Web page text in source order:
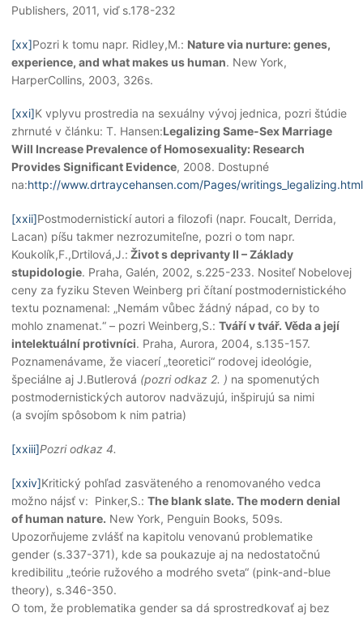
Publishers, 2011, viď s.178-232
[xx]Pozri k tomu napr. Ridley,M.: Nature via nurture: genes,
experience, and what makes us human. New York,
HarperCollins, 2003, 326s.
[xxi]K vplyvu prostredia na sexuálny vývoj jednica, pozri štúdie
zhrnuté v článku: T. Hansen:Legalizing Same-Sex Marriage
Will Increase Prevalence of Homosexuality: Research
Provides Significant Evidence, 2008. Dostupné
na:http://www.drtraycehansen.com/Pages/writings_legalizing.html
[xxii]Postmodernistickí autori a filozofi (napr. Foucalt, Derrida,
Lacan) píšu takmer nezrozumiteľne, pozri o tom napr.
Koukolík,F.,Drtilová,J.: Život s deprivanty II – Základy
stupidologie. Praha, Galén, 2002, s.225-233. Nositeľ Nobelovej
ceny za fyziku Steven Weinberg pri čítaní postmodernistického
textu poznamenal: „Nemám vůbec žádný nápad, co by to
mohlo znamenat.“ – pozri Weinberg,S.: Tváří v tvář. Věda a její
intelektuální protivníci. Praha, Aurora, 2004, s.135-157.
Poznamenávame, že viacerí „teoretici“ rodovej ideológie,
špeciálne aj J.Butlerová (pozri odkaz 2. ) na spomenutých
postmodernistických autorov nadväzujú, inšpirujú sa nimi
(a svojím spôsobom k nim patria)
[xxiii]Pozri odkaz 4.
[xxiv]Kritický pohľad zasväteného a renomovaného vedca
možno nájsť v: Pinker,S.: The blank slate. The modern denial
of human nature. New York, Penguin Books, 509s.
Upozorňujeme zvlášť na kapitolu venovanú problematike
gender (s.337-371), kde sa poukazuje aj na nedostatočnú
kredibilitu „teórie ružového a modrého sveta“ (pink-and-blue
theory), s.346-350.
O tom, že problematika gender sa dá sprostredkovať aj bez